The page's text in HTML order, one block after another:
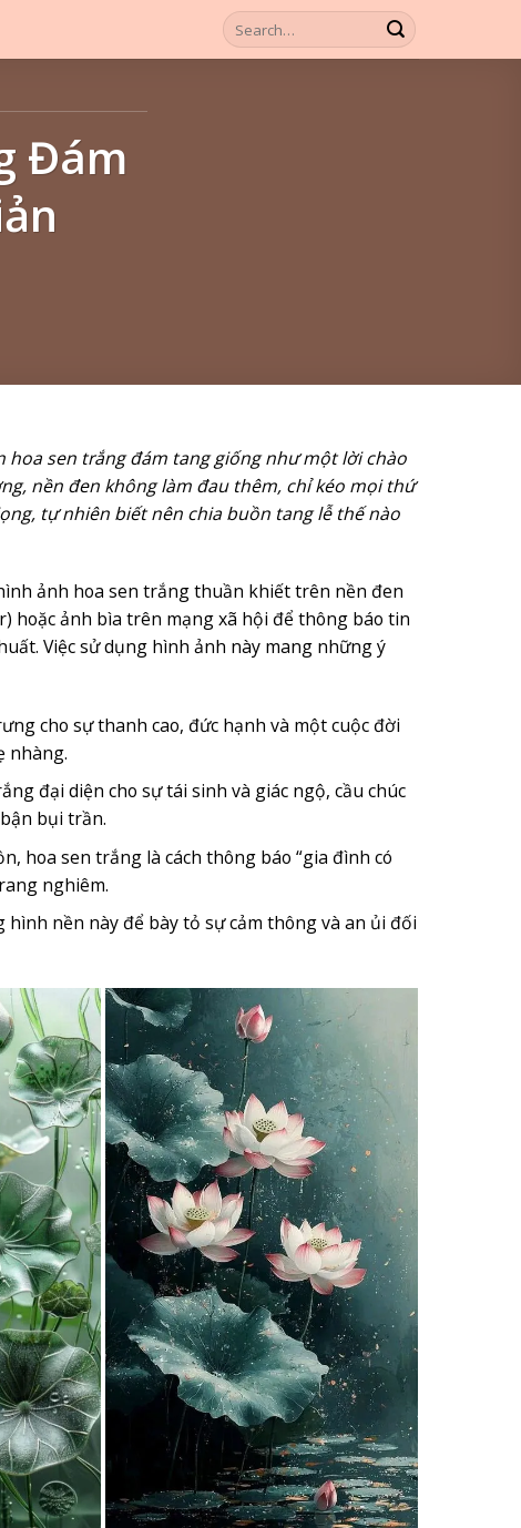
Đám
sen trắng đám tang giống như một lời chào
nền đen không làm đau thêm, chỉ kéo mọi thứ
tự nhiên biết nên chia buồn tang lễ thế nào
ảnh hoa sen trắng thuần khiết trên nền đen
hoặc ảnh bìa trên mạng xã hội để thông báo tin
Việc sử dụng hình ảnh này mang những ý
cho sự thanh cao, đức hạnh và một cuộc đời
nhàng.
đại diện cho sự tái sinh và giác ngộ, cầu chúc
bụi trần.
hoa sen trắng là cách thông báo “gia đình có
nghiêm.
nền này để bày tỏ sự cảm thông và an ủi đối